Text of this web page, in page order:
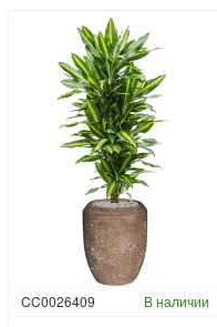
CC0026409 В наличии